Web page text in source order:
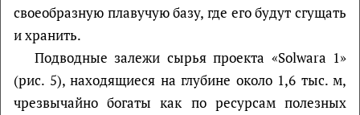
своеобразную плавучую базу, где его будут сгущать
и хранить.
Подводные залежи сырья проекта «Solwara 1»
(рис. 5), находящиеся на глубине около 1,6 тыс. м,
чрезвычайно богаты как по ресурсам полезных